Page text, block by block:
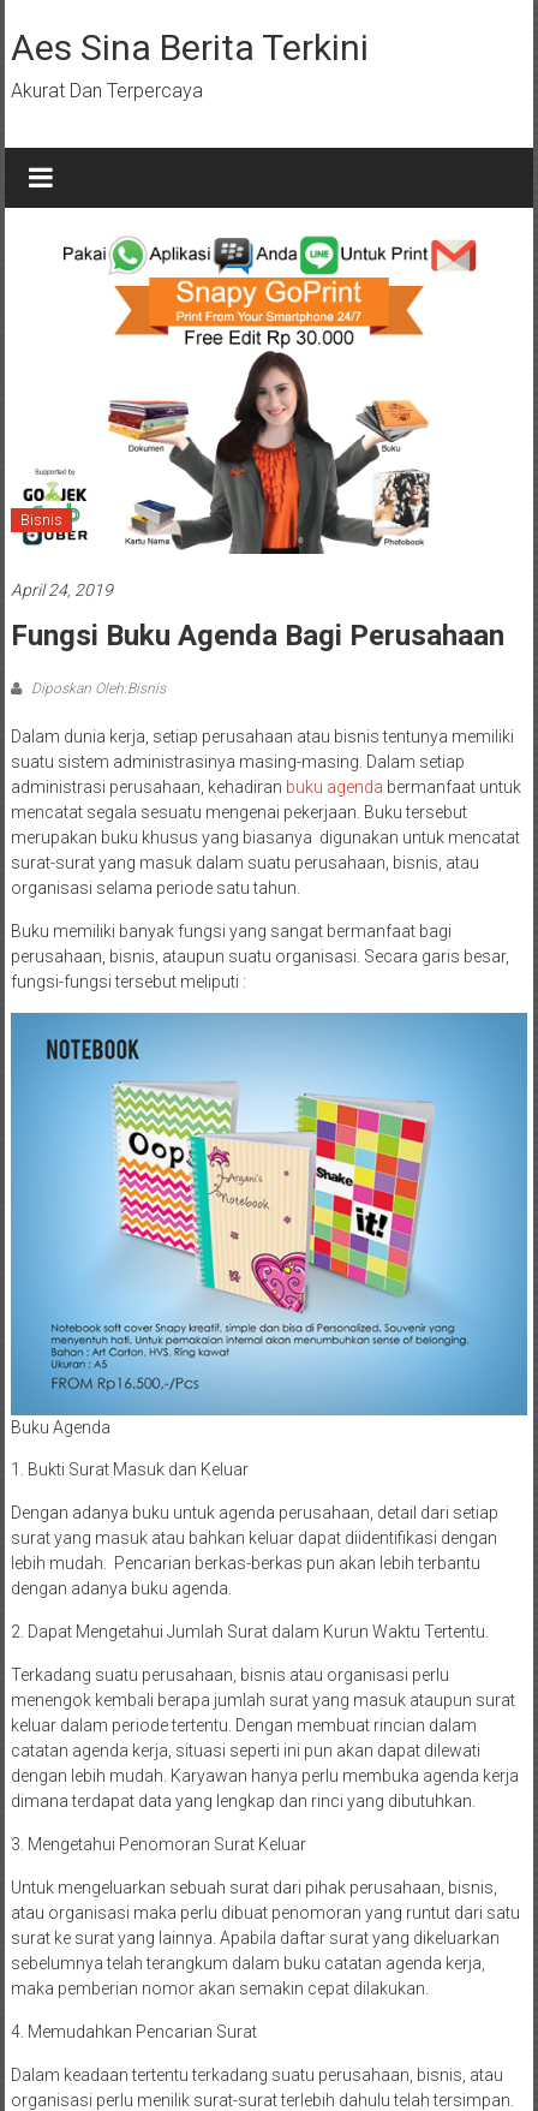
ke
konten
Aes Sina Berita Terkini
Akurat Dan Terpercaya
Bisnis
April 24, 2019
Fungsi Buku Agenda Bagi Perusahaan
Diposkan Oleh:Bisnis
Dalam dunia kerja, setiap perusahaan atau bisnis tentunya memiliki
suatu sistem administrasinya masing-masing. Dalam setiap
administrasi perusahaan, kehadiran buku agenda bermanfaat untuk
mencatat segala sesuatu mengenai pekerjaan. Buku tersebut
merupakan buku khusus yang biasanya digunakan untuk mencatat
surat-surat yang masuk dalam suatu perusahaan, bisnis, atau
organisasi selama periode satu tahun.
Buku memiliki banyak fungsi yang sangat bermanfaat bagi
perusahaan, bisnis, ataupun suatu organisasi. Secara garis besar,
fungsi-fungsi tersebut meliputi :
Buku Agenda
1. Bukti Surat Masuk dan Keluar
Dengan adanya buku untuk agenda perusahaan, detail dari setiap
surat yang masuk atau bahkan keluar dapat diidentifikasi dengan
lebih mudah. Pencarian berkas-berkas pun akan lebih terbantu
dengan adanya buku agenda.
2. Dapat Mengetahui Jumlah Surat dalam Kurun Waktu Tertentu.
Terkadang suatu perusahaan, bisnis atau organisasi perlu
menengok kembali berapa jumlah surat yang masuk ataupun surat
keluar dalam periode tertentu. Dengan membuat rincian dalam
catatan agenda kerja, situasi seperti ini pun akan dapat dilewati
dengan lebih mudah. Karyawan hanya perlu membuka agenda kerja
dimana terdapat data yang lengkap dan rinci yang dibutuhkan.
3. Mengetahui Penomoran Surat Keluar
Untuk mengeluarkan sebuah surat dari pihak perusahaan, bisnis,
atau organisasi maka perlu dibuat penomoran yang runtut dari satu
surat ke surat yang lainnya. Apabila daftar surat yang dikeluarkan
sebelumnya telah terangkum dalam buku catatan agenda kerja,
maka pemberian nomor akan semakin cepat dilakukan.
4. Memudahkan Pencarian Surat
Dalam keadaan tertentu terkadang suatu perusahaan, bisnis, atau
organisasi perlu menilik surat-surat terlebih dahulu telah tersimpan.